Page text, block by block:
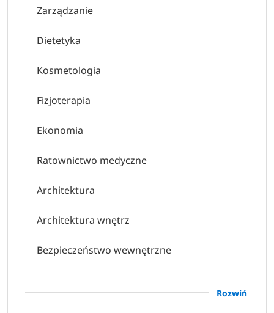
Zarządzanie
Dietetyka
Kosmetologia
Fizjoterapia
Ekonomia
Ratownictwo medyczne
Architektura
Architektura wnętrz
Bezpieczeństwo wewnętrzne
Rozwiń